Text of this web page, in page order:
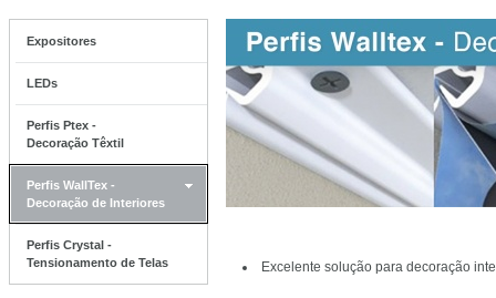
Expositores
LEDs
Perfis Ptex -
Decoração Têxtil
Perfis WallTex -
Decoração de Interiores
Perfis Crystal -
Tensionamento de Telas
Excelente solução para decoração